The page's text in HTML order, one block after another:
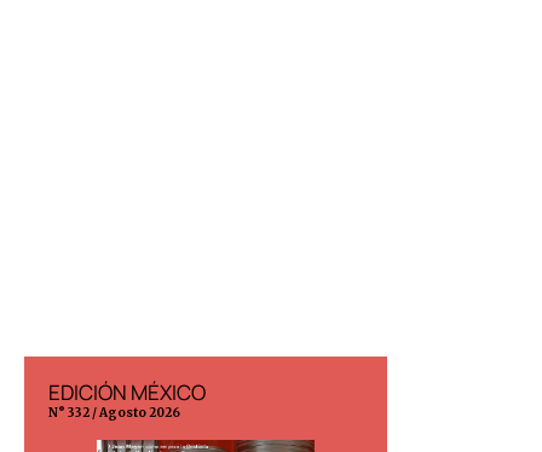
EDICIÓN MÉXICO
N° 332 / Agosto 2026